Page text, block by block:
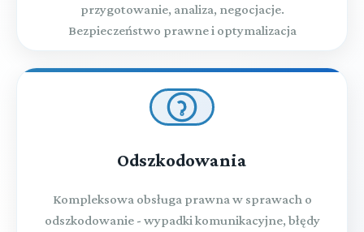
przygotowanie, analiza, negocjacje.
Bezpieczeństwo prawne i optymalizacja
Odszkodowania
Kompleksowa obsługa prawna w sprawach o
odszkodowanie - wypadki komunikacyjne, błędy